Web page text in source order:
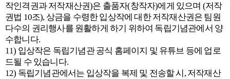
작인격권과 저작재산권)은 출품자(창작자)에게 있으며 (저작
권법 10조), 상금을 수령한 입상작에 대한 저작재산권은 팀원
다수의 권리행사를 원활하게 하기 위하여 독립기념관에서 양
수합니다.
11) 입상작은 독립기념관 공식 홈페이지 및 유튜브 등에 업로
드될 수 있습니다.
12) 독립기념관에서는 입상작을 복제 및 전송할 시, 저작재산